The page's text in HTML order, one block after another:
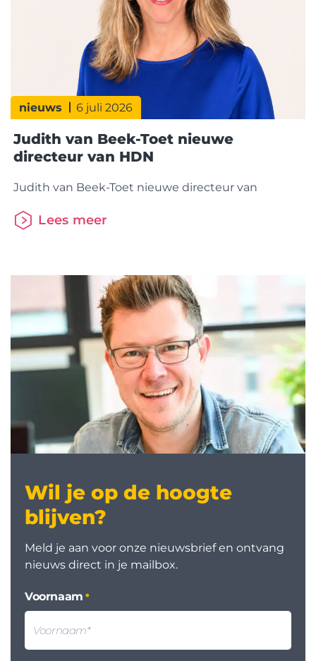
nieuws 6 juli 2026
Judith van Beek-Toet nieuwe
directeur van HDN
Judith van Beek-Toet nieuwe directeur van
Lees meer
Wil je op de hoogte
blijven?
Meld je aan voor onze nieuwsbrief en ontvang
nieuws direct in je mailbox.
Voornaam *